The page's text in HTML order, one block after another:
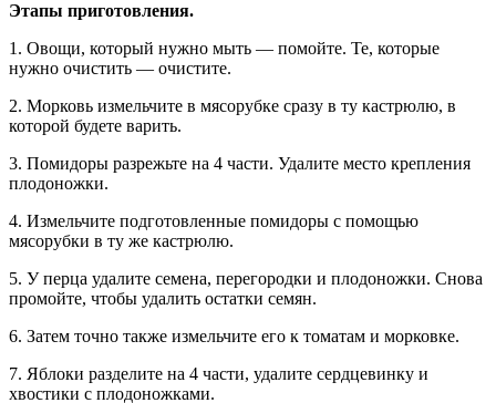
Этапы приготовления.
1. Овощи, который нужно мыть — помойте. Те, которые
нужно очистить — очистите.
2. Морковь измельчите в мясорубке сразу в ту кастрюлю, в
которой будете варить.
3. Помидоры разрежьте на 4 части. Удалите место крепления
плодоножки.
4. Измельчите подготовленные помидоры с помощью
мясорубки в ту же кастрюлю.
5. У перца удалите семена, перегородки и плодоножки. Снова
промойте, чтобы удалить остатки семян.
6. Затем точно также измельчите его к томатам и морковке.
7. Яблоки разделите на 4 части, удалите сердцевинку и
хвостики с плодоножками.